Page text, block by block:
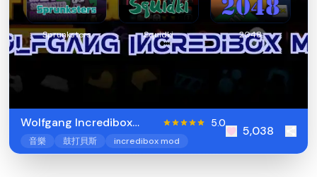
Sprunksters Squidki 2048
Wolfgang Incredibox
Mod
5.0
音樂 鼓打貝斯 incredibox mod
5,038